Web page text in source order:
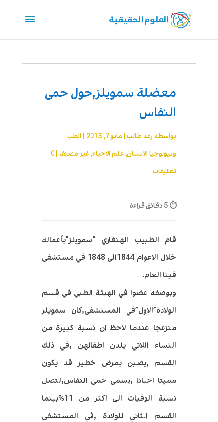
معضلة سمويلز,حول حمى
النفاس
بواسطة رعد طالب| مايو 7, 2013
الطب
وبيولوجيا الانسان, علم الاحیاء, غير مصنف|
0
تعليقات
⏱ 5 دقائق قراءة
قام الطبيب الهنغاري “سمويلز”بأعماله
خلال الاعوام 1844الى 1848 في مستشفى
فينا العام.
وبوصفه عضوا في الهيئة الطبي في قسم
الولادة”الاول”في المستشفى,كان سمويلز
منزعجا عندما لاحظ ان نسبة كبيرة من
النساء اللاتي يلدن اطفالهن ,في ذلك
القسم ,يصبن بمرض خطير قد يكون
مميتا احيانا ,يسمى حمى النفاس,لتصل
نسبة الوفيات الى اكثر من 11%بينما
القسم الثاني للولادة ,في المستشفى